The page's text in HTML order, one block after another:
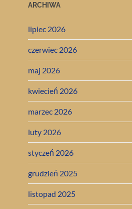
ARCHIWA
lipiec 2026
czerwiec 2026
maj 2026
kwiecień 2026
marzec 2026
luty 2026
styczeń 2026
grudzień 2025
listopad 2025